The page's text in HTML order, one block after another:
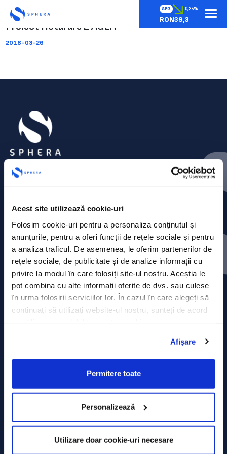
Acest site utilizează cookie-uri
Folosim cookie-uri pentru a personaliza conținutul și
anunțurile, pentru a oferi funcții de rețele sociale și pentru
a analiza traficul. De asemenea, le oferim partenerilor de
rețele sociale, de publicitate și de analize informații cu
privire la modul în care folosiți site-ul nostru. Aceștia le
pot combina cu alte informații oferite de dvs. sau culese
în urma folosirii serviciilor lor. În cazul în care alegeți să
continuați să utilizați website-ul nostru, sunteți de acord
Afişare
Permitere toate
Personalizează
Utilizare doar cookie-uri necesare
SFG -0,25%
RON39,3
Proiect Hotărâre 2 AGEA
2018-03-26
Contact
Comunicate de presă
Politica de confidențialitate
Politica de prelucrare a datelor
Declarația Cookie